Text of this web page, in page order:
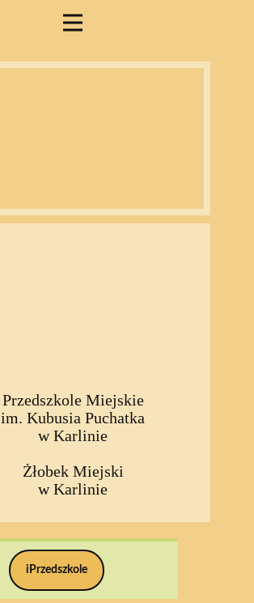
Przedszkole Miejskie
im. Kubusia Puchatka
w Karlinie
Żłobek Miejski
w Karlinie
iPrzedszkole